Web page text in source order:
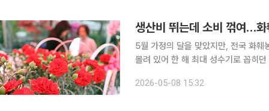
생산비 뛰는데 소비 꺾여…
5월 가정의 달을 맞았지만, 전국 화훼농가와 꽃
몰려 있어 한 해 최대 성수기로 꼽히
2026-05-08 15:32